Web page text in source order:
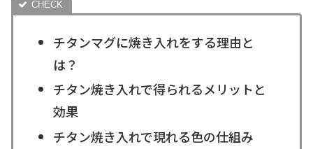
チタンマグに焼き入れをする理由と
は？
チタン焼き入れで得られるメリットと
効果
チタン焼き入れで現れる色の仕組み